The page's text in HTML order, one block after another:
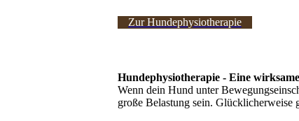
Zur Hundephysiotherapie
Hundephysiotherapie - Eine
Wenn dein Hund unter
große Belastung sein. Glücklicherweise